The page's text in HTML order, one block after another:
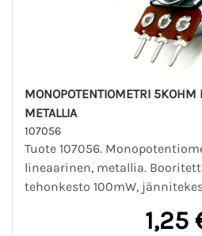
MONOPOTENTIOMETRI 5KOHM
METALLIA
107056
Tuote 107056.
lineaarinen, metallia.
tehonkesto 100mW,
1,25